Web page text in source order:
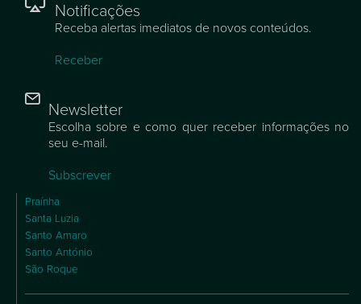
Notificações
Receba alertas imediatos de novos conteúdos.
Receber
Newsletter
Escolha sobre e como quer receber informações no
seu e-mail.
Subscrever
Praínha
Santa Luzia
Santo Amaro
Santo António
São Roque